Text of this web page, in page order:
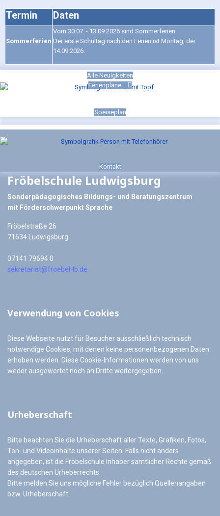
Termin Daten
Sommerferien
Vom 30.07. - 13.09.2026 sind Sommerferien.
Der erste Schultag nach den Ferien ist Montag, der
14.09.2026.
Speiseplan
Kontakt
Alle Neuigkeiten
Ferienpläne
Fröbelschule Ludwigsburg
Sonderpädagogisches Bildungs- und Beratungszentrum
mit Förderschwerpunkt Sprache
Fröbelstraße 26
71634 Ludwigsburg
07141 79694 0
sekretariat@froebel-lb.de
Verwendung von Cookies
Diese Webseite nutzt für Besucher ausschließlich technisch
notwendige Cookies, mit denen keine personenbezogenen Daten
erhoben werden. Diese Cookie-Informationen werden von uns
weder ausgewertet noch an Dritte weitergegeben.
Urheberschaft
Bitte beachten Sie die Urheberschaft aller Texte, Grafiken, Fotos,
Ton- und Videoinhalte unserer Seiten. Falls nicht anders
angegeben, ist die Fröbelschule Inhaber sämtlicher Rechte gemäß
des deutschen Urheberrechts.
Bitte melden Sie uns mögliche Fehler bezüglich Quellenangaben
bzw. Urheberschaft.